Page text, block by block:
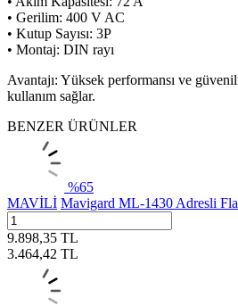
• Gerilim: 400 V AC
• Kutup Sayısı: 3P
• Montaj: DIN rayı
Avantajı: Yüksek performansı ve
kullanım sağlar.
BENZER ÜRÜNLER
%65
MAVİLİ Mavigard ML-1430 Adresli
9.898,35 TL
3.464,42 TL